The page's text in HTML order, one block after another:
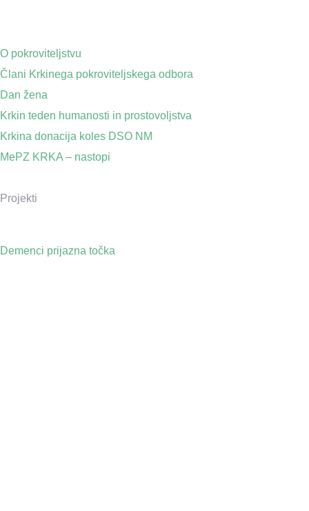
O pokroviteljstvu
Člani Krkinega pokroviteljskega odbora
Dan žena
Krkin teden humanosti in prostovoljstva
Krkina donacija koles DSO NM
MePZ KRKA – nastopi
Projekti
Demenci prijazna točka